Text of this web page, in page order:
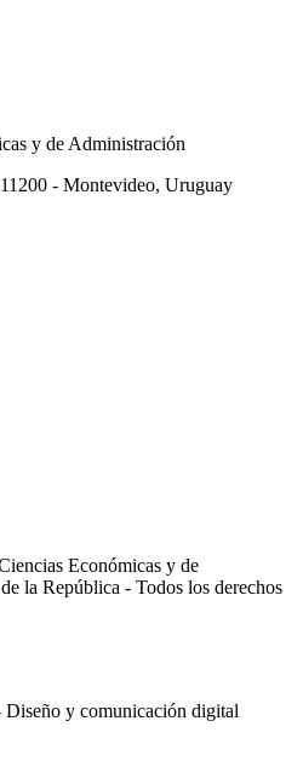
y de Administración
- Montevideo, Uruguay
Económicas y de
la República - Todos los derechos
Diseño y comunicación digital